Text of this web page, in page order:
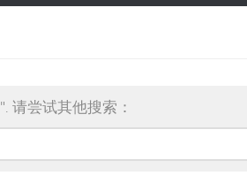
". 请尝试其他搜索：